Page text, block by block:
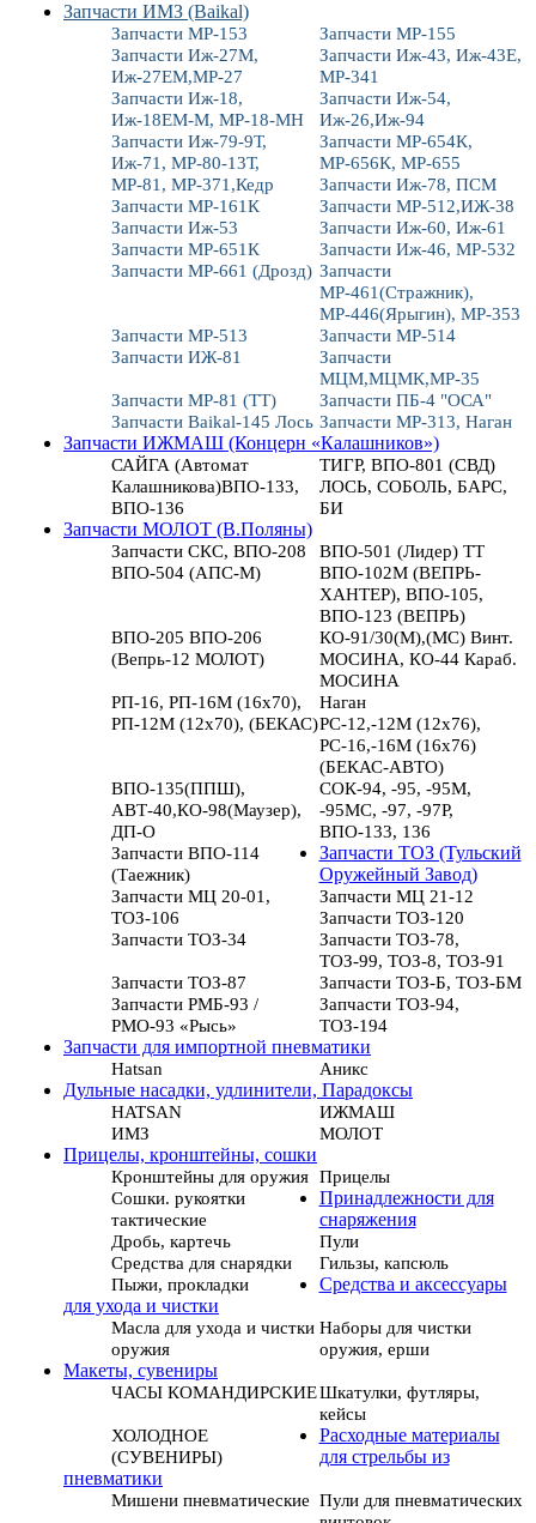
Запчасти ИМЗ (Baikal)
Запчасти МР-153
Запчасти МР-155
Запчасти Иж-27М,
Иж-27ЕМ,МР-27
Запчасти Иж-43, Иж-43Е,
МР-341
Запчасти Иж-18,
Иж-18ЕМ-М, МР-18-МН
Запчасти Иж-54,
Иж-26,Иж-94
Запчасти Иж-79-9Т,
Иж-71, МР-80-13Т,
МР-81, МР-371,Кедр
Запчасти МР-654К,
МР-656К, МР-655
Запчасти Иж-78, ПСМ
Запчасти МР-161К
Запчасти МР-512,ИЖ-38
Запчасти Иж-53
Запчасти Иж-60, Иж-61
Запчасти МР-651К
Запчасти Иж-46, МР-532
Запчасти МР-661 (Дрозд) Запчасти
МР-461(Стражник),
МР-446(Ярыгин), МР-353
Запчасти МР-513
Запчасти МР-514
Запчасти ИЖ-81
Запчасти
МЦМ,МЦМК,МР-35
Запчасти МР-81 (ТТ)
Запчасти ПБ-4 "ОСА"
Запчасти Baikal-145 Лось Запчасти МР-313, Наган
Запчасти ИЖМАШ (Концерн «Калашников»)
САЙГА (Автомат
Калашникова)ВПО-133,
ВПО-136
ТИГР, ВПО-801 (СВД)
ЛОСЬ, СОБОЛЬ, БАРС,
БИ
Запчасти МОЛОТ (В.Поляны)
Запчасти СКС, ВПО-208
ВПО-501 (Лидер) ТТ
ВПО-504 (АПС-М)
ВПО-102М (ВЕПРЬ-
ХАНТЕР), ВПО-105,
ВПО-123 (ВЕПРЬ)
ВПО-205 ВПО-206
(Вепрь-12 МОЛОТ)
КО-91/30(М),(МС) Винт.
МОСИНА, КО-44 Караб.
МОСИНА
РП-16, РП-16М (16х70),
РП-12М (12х70), (БЕКАС)
Наган
РС-12,-12М (12х76),
РС-16,-16М (16х76)
(БЕКАС-АВТО)
ВПО-135(ППШ),
АВТ-40,КО-98(Маузер),
ДП-О
СОК-94, -95, -95М,
-95МС, -97, -97Р,
ВПО-133, 136
Запчасти ВПО-114
(Таежник)
Запчасти ТОЗ (Тульский
Оружейный Завод)
Запчасти МЦ 20-01,
ТОЗ-106
Запчасти МЦ 21-12
Запчасти ТОЗ-120
Запчасти ТОЗ-34
Запчасти ТОЗ-78,
ТОЗ-99, ТОЗ-8, ТОЗ-91
Запчасти ТОЗ-87
Запчасти ТОЗ-Б, ТОЗ-БМ
Запчасти РМБ-93 /
РМО-93 «Рысь»
Запчасти ТОЗ-94,
ТОЗ-194
Запчасти для импортной пневматики
Hatsan
Аникс
Дульные насадки, удлинители, Парадоксы
HATSAN
ИЖМАШ
ИМЗ
МОЛОТ
Прицелы, кронштейны, сошки
Кронштейны для оружия Прицелы
Сошки. рукоятки
тактические
Принадлежности для
снаряжения
Дробь, картечь
Пули
Средства для снарядки
Гильзы, капсюль
Пыжи, прокладки
Средства и аксессуары
для ухода и чистки
Масла для ухода и чистки
оружия
Наборы для чистки
оружия, ерши
Макеты, сувениры
ЧАСЫ КОМАНДИРСКИЕШкатулки, футляры,
кейсы
ХОЛОДНОЕ
(СУВЕНИРЫ)
Расходные материалы
для стрельбы из
пневматики
Мишени пневматические Пули для пневматических